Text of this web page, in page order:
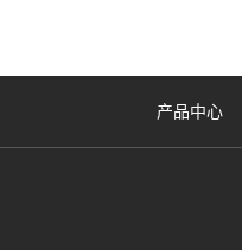
产品中心